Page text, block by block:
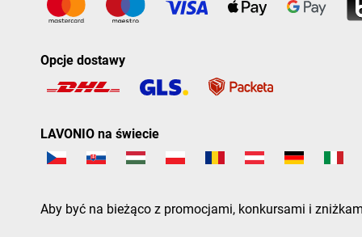
Opcje dostawy
LAVONIO na świecie
Aby być na bieżąco z promocjami, konkursami i